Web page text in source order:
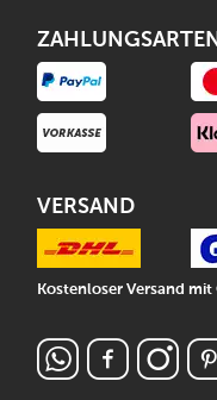
ZAHLUNGSARTEN
VERSAND
Kostenloser Versand